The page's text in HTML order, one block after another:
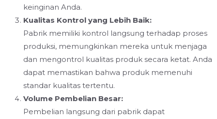
keinginan Anda.
Kualitas Kontrol yang Lebih Baik:
Pabrik memiliki kontrol langsung terhadap proses
produksi, memungkinkan mereka untuk menjaga
dan mengontrol kualitas produk secara ketat. Anda
dapat memastikan bahwa produk memenuhi
standar kualitas tertentu.
Volume Pembelian Besar:
Pembelian langsung dari pabrik dapat